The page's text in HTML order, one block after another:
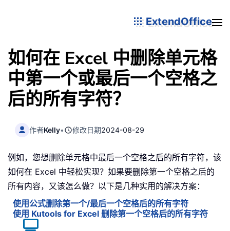
ExtendOffice
如何在 Excel 中删除单元格
中第一个或最后一个空格之
后的所有字符？
作者Kelly• 修改日期2024-08-29
例如，您想删除单元格中最后一个空格之后的所有字符，该
如何在 Excel 中轻松实现？如果要删除第一个空格之后的
所有内容，又该怎么做？以下是几种实用的解决方案：
使用公式删除第一个/最后一个空格后的所有字符
使用 Kutools for Excel 删除第一个空格后的所有字符